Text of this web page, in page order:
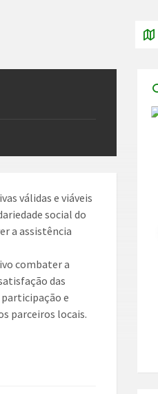
válidas e viáveis
social do
a assistência
combater a
das
e
parceiros locais.